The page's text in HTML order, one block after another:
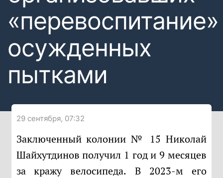
«перевоспитание»
осужденных
пытками
29 сентября, 07:32
Заключенный колонии № 15 Николай
Шайхутдинов получил 1 год и 9 месяцев
за кражу велосипеда. В 2023-м его